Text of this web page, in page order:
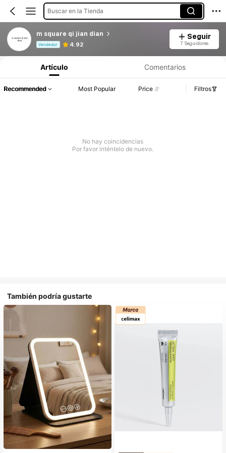
Buscar en la Tienda
m square qi jian dian
Vendedor 4.92
Seguir
7 Seguidores
Artículo Comentarios
Recommended Most Popular Price Filtros
No hay coincidencias
Por favor inténtelo de nuevo.
También podría gustarte